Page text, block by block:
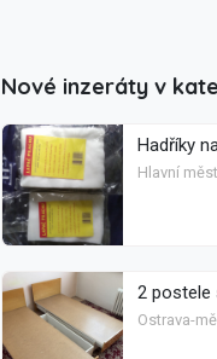
Nové inzeráty v
Hadříky
Hlavní
2 postele
Ostrava-